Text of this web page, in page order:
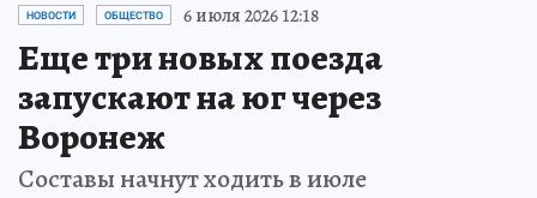
НОВОСТИ ОБЩЕСТВО 6 июля 2026 12:18
Еще три новых поезда
запускают на юг через
Воронеж
Составы начнут ходить в июле